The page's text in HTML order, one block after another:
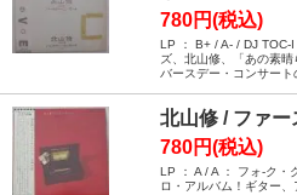
780円(税込)
LP ： B+ / A- / DJ TOC-
ズ、北山修、「あの素
バースデー・コンサート
北山修 / ファ
780円(税込)
LP ： A / A ： フォ-ク・
ロ・アルバム！ギター、